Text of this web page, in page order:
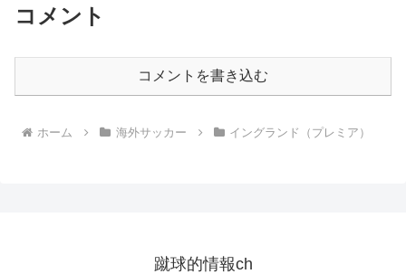
コメント
コメントを書き込む
ホーム 海外サッカー イングランド（プレミア）
蹴球的情報ch